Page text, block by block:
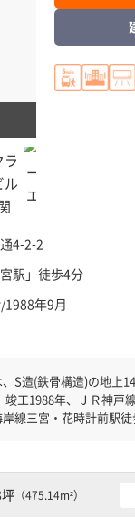
4-2-2
駅 」徒歩4分
年9月
S造(鉄骨構造)の地上
線三宮・花時計前駅
ます。土日・祝日も
できます。駐車場もあ
（475.14m²）